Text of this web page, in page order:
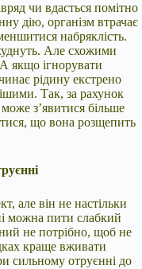
чи вдасться помітно
дію, організм втрачає
набряклість.
Але схожими
якщо ігнорувати
рідину екстрено
Так, за рахунок
з’явитися більше
що вона розщепить
але він не настільки
можна пити слабкий
не потрібно, щоб не
краще вживати
сильному отруєнні до